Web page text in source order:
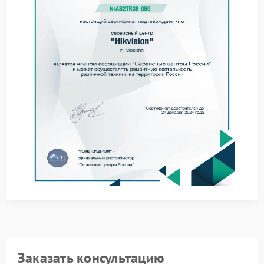
диапазонов измерения.
Подобные симптомы нередко связаны с
программными ошибками, сбоями калибровки или
повреждением внутренних датчиков, поэтому
ремонт Hikvision должен выполняться
профессионально.
Перед обращением в сервис допустимо выполнить
исключить внешние факторы:
перезапустить устройство и обновить программное
проверить настройки температурных диапазонов;
ориентирован на точное выявление причины, а не
Заказать консультацию